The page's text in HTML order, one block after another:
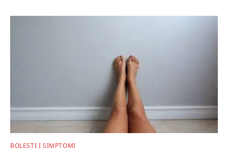
BOLESTI I SIMPTOMI